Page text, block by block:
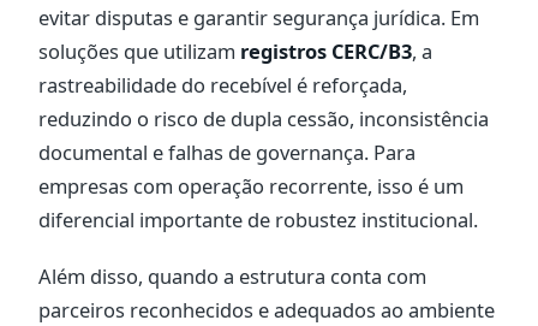
evitar disputas e garantir segurança jurídica. Em
soluções que utilizam registros CERC/B3, a
rastreabilidade do recebível é reforçada,
reduzindo o risco de dupla cessão, inconsistência
documental e falhas de governança. Para
empresas com operação recorrente, isso é um
diferencial importante de robustez institucional.
Além disso, quando a estrutura conta com
parceiros reconhecidos e adequados ao ambiente